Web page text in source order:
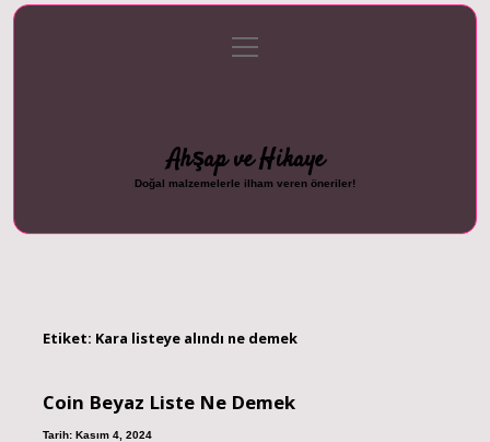
Gizlilik Politikası
menüyü
aç
Ahşap ve Hikaye
Doğal malzemelerle ilham veren öneriler!
Etiket: Kara listeye alındı ne demek
Coin Beyaz Liste Ne Demek
Tarih: Kasım 4, 2024